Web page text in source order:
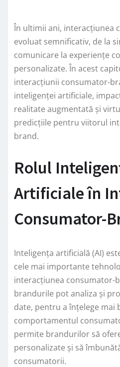
În ultimii ani, interacțiunea
evoluat semnificativ, de la
comunicare la experiențe
personalizate. În acest
interacțiunii consumator-
inteligenței artificiale,
realitate augmentată și
predicțiile pentru viitorul
brand.
Rolul
Artificiale în
Consumator-
Inteligența artificială (AI)
cele mai importante
interacțiunea consumator-
brandurile pot analiza și
date, pentru a înțelege mai
comportamentul
permite brandurilor să
personalizate și să
consumatorii.